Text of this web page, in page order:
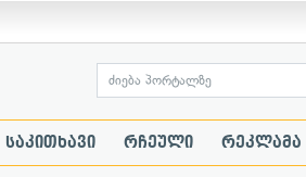
საკითხავი რჩეული რეკლამა